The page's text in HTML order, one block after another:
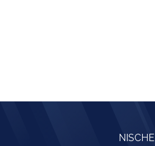
NISCHE